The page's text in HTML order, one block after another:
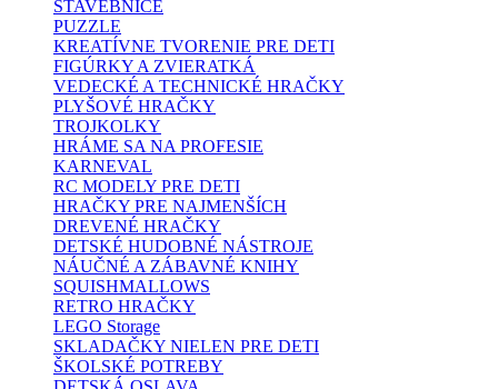
STAVEBNICE
PUZZLE
KREATÍVNE TVORENIE PRE DETI
FIGÚRKY A ZVIERATKÁ
VEDECKÉ A TECHNICKÉ HRAČKY
PLYŠOVÉ HRAČKY
TROJKOLKY
HRÁME SA NA PROFESIE
KARNEVAL
RC MODELY PRE DETI
HRAČKY PRE NAJMENŠÍCH
DREVENÉ HRAČKY
DETSKÉ HUDOBNÉ NÁSTROJE
NÁUČNÉ A ZÁBAVNÉ KNIHY
SQUISHMALLOWS
RETRO HRAČKY
LEGO Storage
SKLADAČKY NIELEN PRE DETI
ŠKOLSKÉ POTREBY